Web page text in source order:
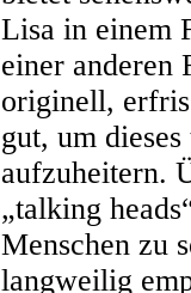
Lisa in einem
einer anderen
originell,
gut, um
aufzuheitern.
„talking
Menschen zu
langweilig